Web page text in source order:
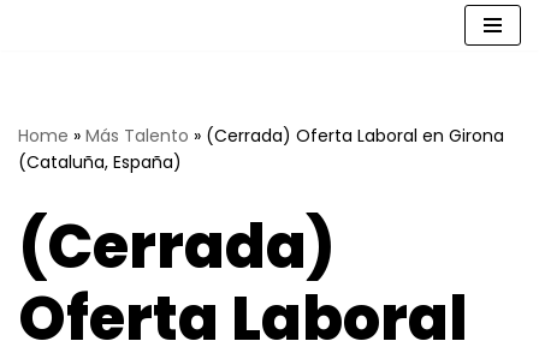
Home » Más Talento » (Cerrada) Oferta Laboral en Girona
(Cataluña, España)
(Cerrada)
Oferta Laboral